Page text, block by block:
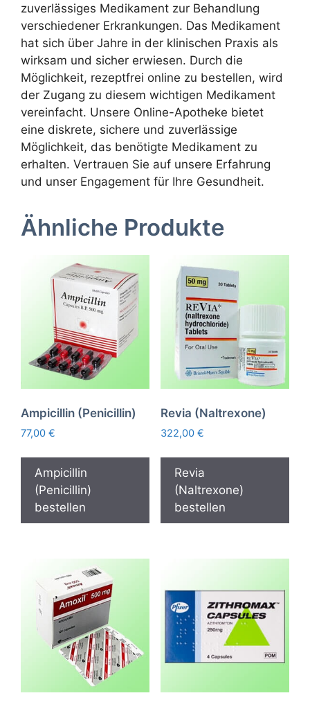
zuverlässiges Medikament zur Behandlung
verschiedener Erkrankungen. Das Medikament
hat sich über Jahre in der klinischen Praxis als
wirksam und sicher erwiesen. Durch die
Möglichkeit, rezeptfrei online zu bestellen, wird
der Zugang zu diesem wichtigen Medikament
vereinfacht. Unsere Online-Apotheke bietet
eine diskrete, sichere und zuverlässige
Möglichkeit, das benötigte Medikament zu
erhalten. Vertrauen Sie auf unsere Erfahrung
und unser Engagement für Ihre Gesundheit.
Ähnliche Produkte
Ampicillin (Penicillin)
77,00 €
Ampicillin
(Penicillin)
bestellen
Revia (Naltrexone)
322,00 €
Revia
(Naltrexone)
bestellen